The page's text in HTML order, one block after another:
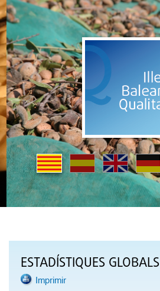
ESTADÍSTIQUES GLOBALS
Imprimir